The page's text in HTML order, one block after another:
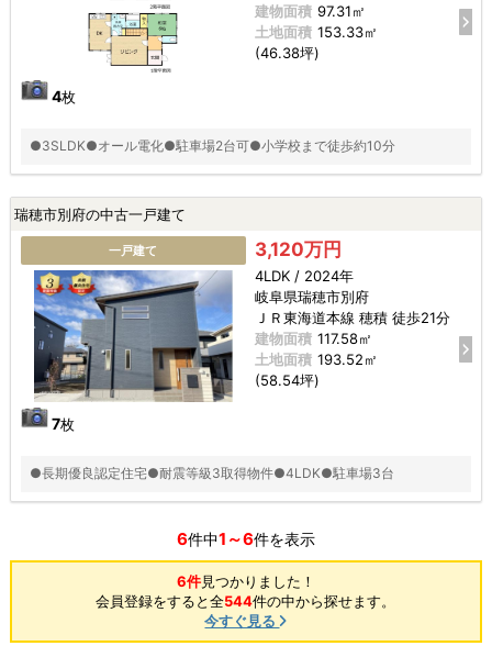
4枚
建物面積 97.31㎡
土地面積 153.33㎡
(46.38坪)
●3SLDK●オール電化●駐車場2台可●小学校まで徒歩約10分
瑞穂市別府の中古一戸建て
一戸建て
7枚
3,120万円
4LDK / 2024年
岐阜県瑞穂市別府
ＪＲ東海道本線 穂積 徒歩21分
建物面積 117.58㎡
土地面積 193.52㎡
(58.54坪)
●長期優良認定住宅●耐震等級3取得物件●4LDK●駐車場3台
6件中1～6件を表示
6件見つかりました！
会員登録をすると全544件の中から探せます。
今すぐ見る